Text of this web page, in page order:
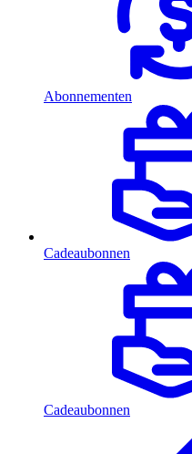
Abonnementen
Cadeaubonnen
Cadeaubonnen